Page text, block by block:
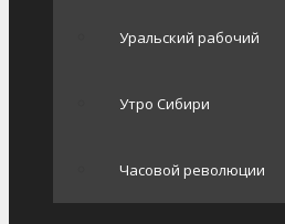
Уральский рабочий
Утро Сибири
Часовой революции